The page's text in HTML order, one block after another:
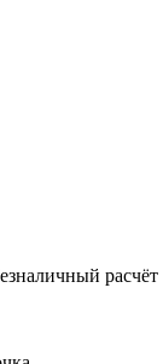
расчёт